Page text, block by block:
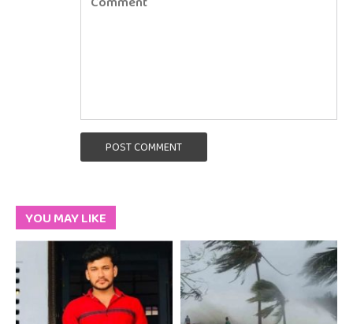
POST COMMENT
YOU MAY LIKE